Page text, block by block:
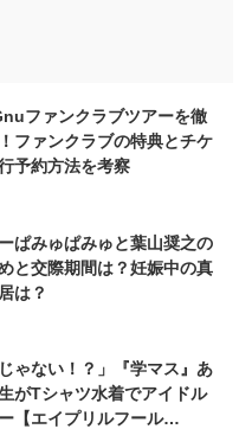
ファンクラブツアーを徹
ファンクラブの特典とチケ
予約方法を考察
ぱみゅぱみゅと葉山奨之の
と交際期間は？妊娠中の真
は？
じゃない！？」『学マス』あ
がTシャツ水着でアイドル
【エイプリルフール